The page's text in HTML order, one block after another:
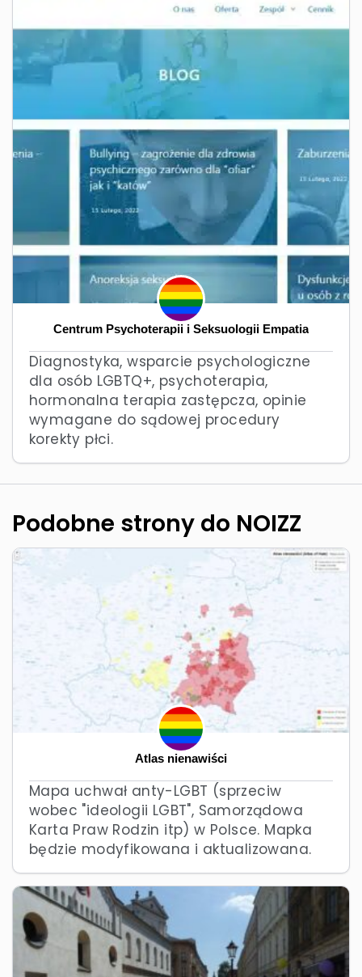
Centrum Psychoterapii i Seksuologii Empatia
Diagnostyka, wsparcie psychologiczne
dla osób LGBTQ+, psychoterapia,
hormonalna terapia zastępcza, opinie
wymagane do sądowej procedury
korekty płci.
Podobne strony do NOIZZ
Atlas nienawiści
Mapa uchwał anty-LGBT (sprzeciw
wobec "ideologii LGBT", Samorządowa
Karta Praw Rodzin itp) w Polsce. Mapka
będzie modyfikowana i aktualizowana.